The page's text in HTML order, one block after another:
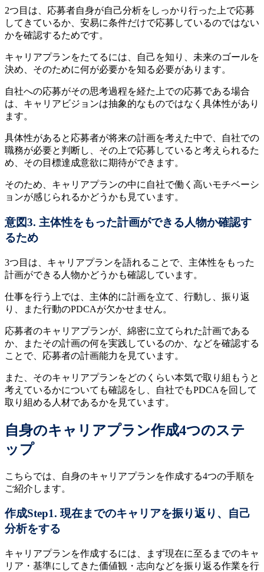
2つ目は、応募者自身が自己分析をしっかり行った上で応募
してきているか、安易に条件だけで応募しているのではない
かを確認するためです。
キャリアプランをたてるには、自己を知り、未来のゴールを
決め、そのために何が必要かを知る必要があります。
自社への応募がその思考過程を経た上での応募である場合
は、キャリアビジョンは抽象的なものではなく具体性があり
ます。
具体性があると応募者が将来の計画を考えた中で、自社での
職務が必要と判断し、その上で応募していると考えられるた
め、その目標達成意欲に期待ができます。
そのため、キャリアプランの中に自社で働く高いモチベーシ
ョンが感じられるかどうかも見ています。
意図3. 主体性をもった計画ができる人物か確認す
るため
3つ目は、キャリアプランを語れることで、主体性をもった
計画ができる人物かどうかも確認しています。
仕事を行う上では、主体的に計画を立て、行動し、振り返
り、また行動のPDCAが欠かせません。
応募者のキャリアプランが、綿密に立てられた計画である
か、またその計画の何を実践しているのか、などを確認する
ことで、応募者の計画能力を見ています。
また、そのキャリアプランをどのくらい本気で取り組もうと
考えているかについても確認をし、自社でもPDCAを回して
取り組める人材であるかを見ています。
自身のキャリアプラン作成4つのステ
ップ
こちらでは、自身のキャリアプランを作成する4つの手順を
ご紹介します。
作成Step1. 現在までのキャリアを振り返り、自己
分析をする
キャリアプランを作成するには、まず現在に至るまでのキャ
リア・基準にしてきた価値観・志向などを振り返る作業を行